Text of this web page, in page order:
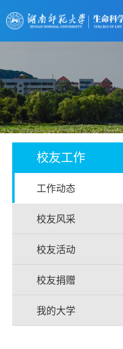
校友工作
工作动态
校友风采
校友活动
校友捐赠
我的大学